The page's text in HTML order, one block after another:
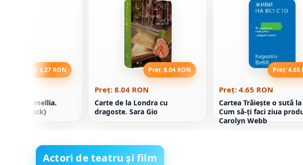
Preț: 3.27 RON
Last Camellia.
(Paperback)
Preț: 8.04 RON
Preț: 8.04 RON
Carte de la Londra cu
dragoste. Sara Gio
Preț: 4.65
Preț: 4.65 RON
Cartea Trăieşte o sută
Cum să-ți faci ziua
Carolyn Webb
Actori de teatru și film